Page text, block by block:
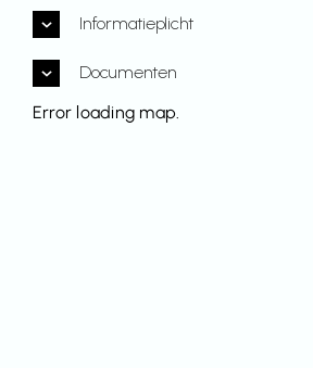
Informatieplicht
Documenten
Error loading map.